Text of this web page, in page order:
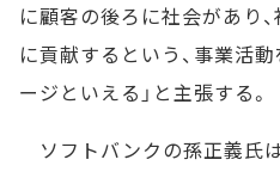
に顧客の後ろに社会があり
に貢献するという、事業活
ージといえる」と主張する。
ソフトバンクの孫正義氏